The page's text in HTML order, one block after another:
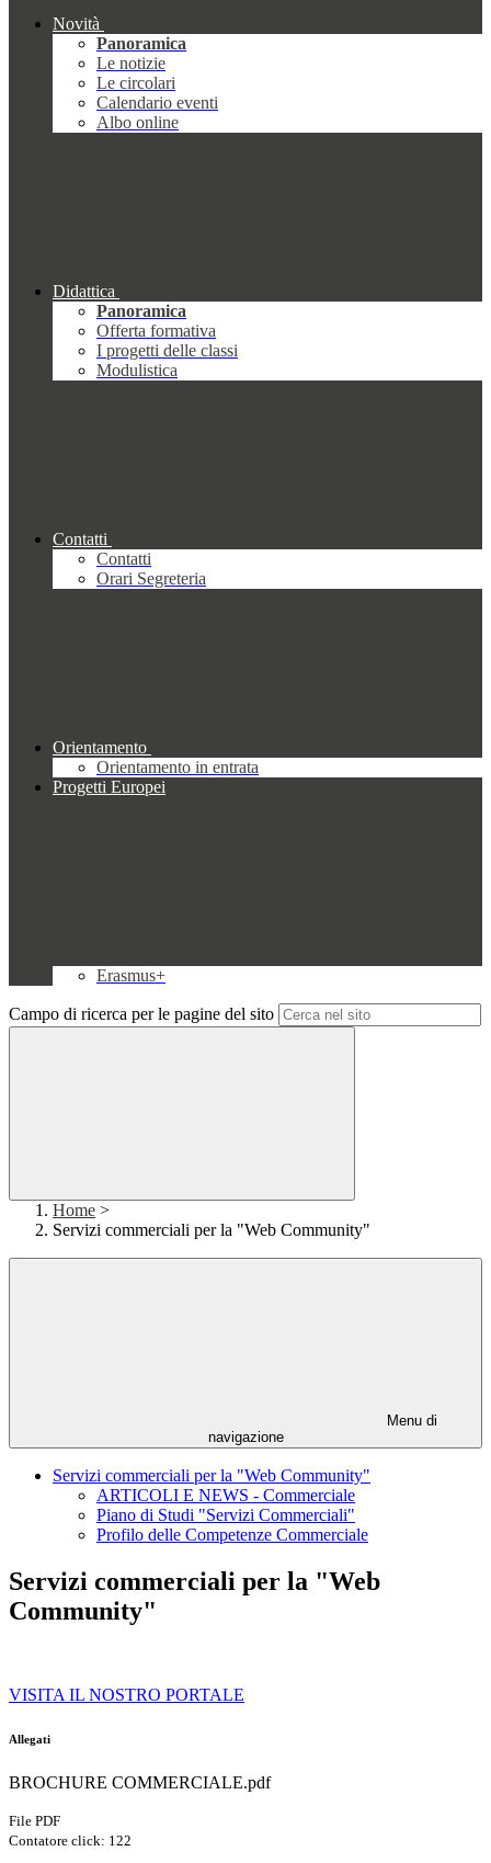
Novità
Panoramica
Le notizie
Le circolari
Calendario eventi
Albo online
Didattica
Panoramica
Offerta formativa
I progetti delle classi
Modulistica
Contatti
Contatti
Orari Segreteria
Orientamento
Orientamento in entrata
Progetti Europei
Erasmus+
Campo di ricerca per le pagine del sito
Home >
Servizi commerciali per la "Web Community"
Menu di
navigazione
Servizi commerciali per la "Web Community"
ARTICOLI E NEWS - Commerciale
Piano di Studi "Servizi Commerciali"
Profilo delle Competenze Commerciale
Servizi commerciali per la "Web
Community"
VISITA IL NOSTRO PORTALE
Allegati
BROCHURE COMMERCIALE.pdf
File PDF
Contatore click: 122